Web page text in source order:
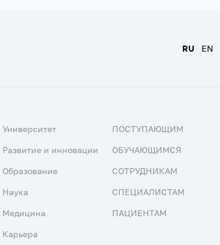
RU EN
Университет
Развитие и инновации
Образование
Наука
Медицина
Карьера
ПОСТУПАЮЩИМ
ОБУЧАЮЩИМСЯ
СОТРУДНИКАМ
СПЕЦИАЛИСТАМ
ПАЦИЕНТАМ